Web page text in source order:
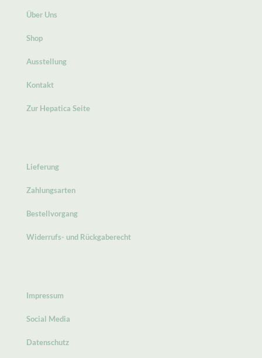
Über Uns
Shop
Ausstellung
Kontakt
Zur Hepatica Seite
Lieferung
Zahlungsarten
Bestellvorgang
Widerrufs- und Rückgaberecht
Impressum
Social Media
Datenschutz